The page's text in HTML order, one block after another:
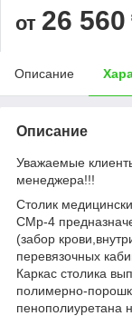
от 26 560
Описание
Описание
Уважаемые
менеджера!!!
Столик
СМр-4
(забор
перевязочных
Каркас столика
полимерно-
пенополиуретана